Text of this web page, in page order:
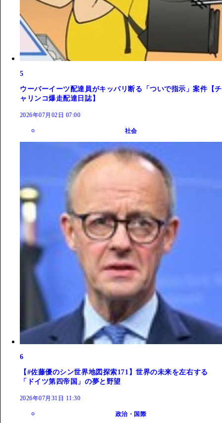
5
ウーバーイーツ配達員がキッパリ断る「ついで指示」案件【チ
ャリンコ爆走配達日誌】
2026年07月02日 07:00
社会
6
【#佐藤優のシン世界地図探索171】世界の未来を左右する
「ドイツ第四帝国」の夢と野望
2026年07月31日 11:30
政治・国際